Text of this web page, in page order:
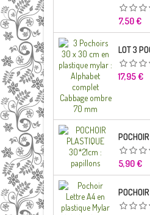
Prix
7,50 €
Prix
17,95 €
Prix
5,90 €